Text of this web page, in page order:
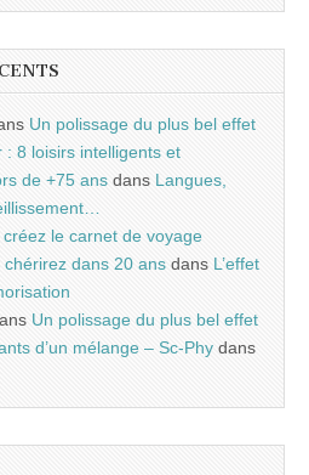
Un polissage du plus bel effet
: 8 loisirs intelligents et
de +75 ans dans Langues,
le carnet de voyage
dans 20 ans dans L’effet
Un polissage du plus bel effet
d’un mélange – Sc-Phy dans